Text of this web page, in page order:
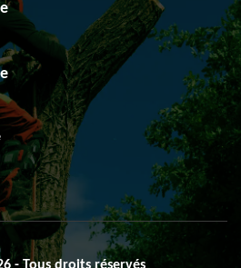
- Tous droits réservés